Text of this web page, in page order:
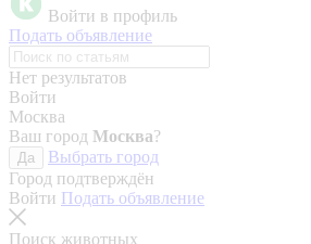
Войти в профиль
Подать объявление
Нет результатов
Войти
Москва
Ваш город Москва?
Да
Выбрать город
Город подтверждён
Войти Подать объявление
Поиск животных